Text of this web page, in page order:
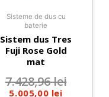
Sisteme de dus cu
baterie
Sistem dus Tres
Fuji Rose Gold
mat
7.428,96lei
5.005,00 lei